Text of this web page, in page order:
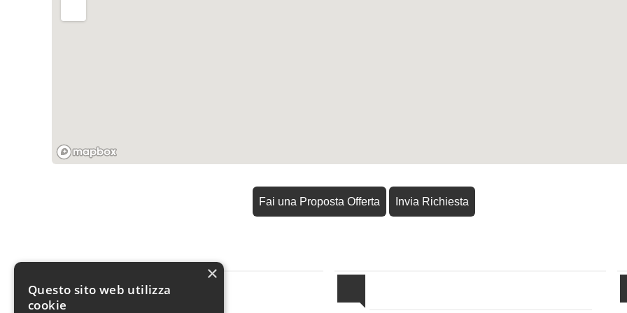
Fai una Proposta Offerta Invia Richiesta
Invia la tua ricerca
×
Questo sito web utilizza
cookie